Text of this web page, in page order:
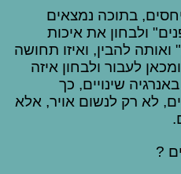
בתוכה נמצאים
ולבחון את איכות
להבין, ואיזו תחושה
לעבור ולבחון איזה
שינויים, כך
לא רק לנשום אויר, אלא
?